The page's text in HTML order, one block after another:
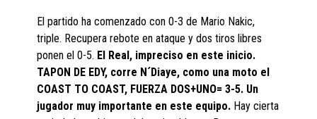
El partido ha comenzado con 0-3 de Mario Nakic,
triple. Recupera rebote en ataque y dos tiros libres
ponen el 0-5. El Real, impreciso en este inicio.
TAPON DE EDY, corre N´Diaye, como una moto el
COAST TO COAST, FUERZA DOS+UNO= 3-5. Un
jugador muy importante en este equipo. Hay cierta